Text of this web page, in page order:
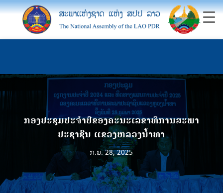
ກອງປະຊຸມປະຈຳປີຂອງຄະນະເລຂາທິການສະພາ
ປະຊາຊົນ ແຂວງຫລວງນ້ຳທາ
ກ.ພ. 28, 2025